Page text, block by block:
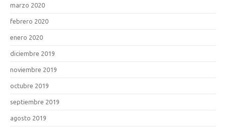
marzo 2020
febrero 2020
enero 2020
diciembre 2019
noviembre 2019
octubre 2019
septiembre 2019
agosto 2019